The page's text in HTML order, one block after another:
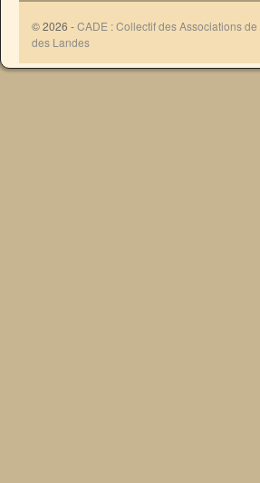
© 2026 -CADE : Collectif des Associations
des Landes